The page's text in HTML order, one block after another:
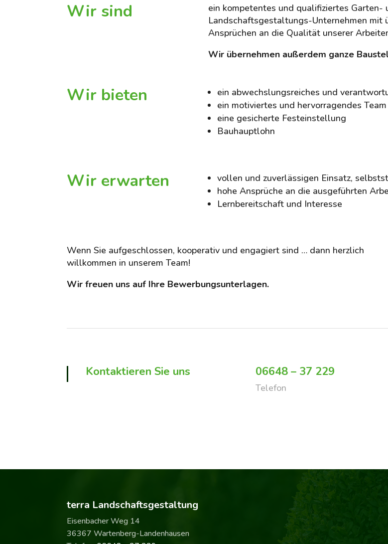
Wir sind
ein kompetentes und qualifiziertes Garten-
Landschaftsgestaltungs-Unternehmen mit
Ansprüchen an die Qualität unserer
Wir übernehmen außerdem ganze
Wir bieten
ein abwechslungsreiches und
ein motiviertes und hervorragendes Team
eine gesicherte Festeinstellung
Bauhauptlohn
Wir erwarten
vollen und zuverlässigen Einsatz,
hohe Ansprüche an die ausgeführten
Lernbereitschaft und Interesse
Wenn Sie aufgeschlossen, kooperativ und engagiert sind … dann herzlich
willkommen in unserem Team!
Wir freuen uns auf Ihre Bewerbungsunterlagen.
Kontaktieren Sie uns 06648 – 37 229
Telefon
terra Landschaftsgestaltung
Eisenbacher Weg 14
36367 Wartenberg-Landenhausen